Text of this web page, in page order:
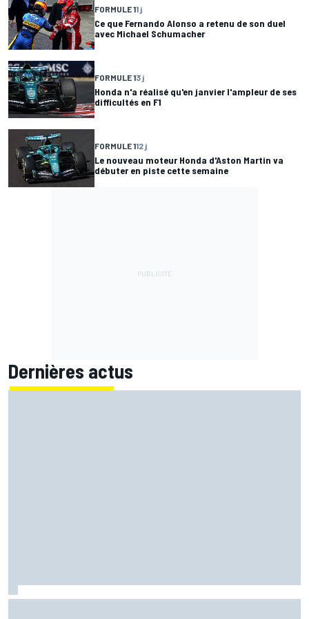
FORMULE 11 j
Ce que Fernando Alonso a retenu de son duel
avec Michael Schumacher
FORMULE 13 j
Honda n'a réalisé qu'en janvier l'ampleur de ses
difficultés en F1
FORMULE 112 j
Le nouveau moteur Honda d'Aston Martin va
débuter en piste cette semaine
Dernières actus